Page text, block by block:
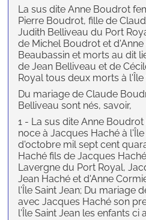
La sus dite Anne Boudrot
Pierre Boudrot, fille de
Judith Belliveau du Port
de Michel Boudrot et
Beaubassin et morts au dit
de Jean Belliveau et de
Royal tous deux morts à l'Île
Du mariage de Claude
Belliveau sont nés, savoir,
1 - La sus dite Anne
noce à Jacques Haché à
d'octobre mil sept cent
Haché fils de Jacques
Lavergne du Port Royal,
Jean Haché et d'Anne
l'Île Saint Jean; Du mariage
avec Jacques Haché son
l'Île Saint Jean les enfants ci